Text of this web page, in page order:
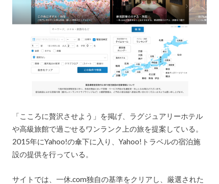
「こころに贅沢させよう」を掲げ、ラグジュアリーホテル
や高級旅館で過ごせるワンランク上の旅を提案している。
2015年にYahoo!の傘下に入り、Yahoo!トラベルの宿泊施
設の提供を行っている。
サイトでは、一休.com独自の基準をクリアし、厳選された